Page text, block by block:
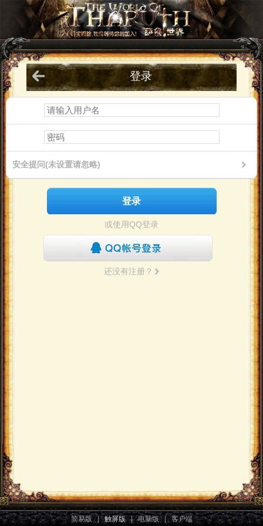
登录
安全提问(未设置请忽略)
登录
或使用QQ登录
还没有注册？
简易版 | 触屏版 | 电脑版 | 客户端